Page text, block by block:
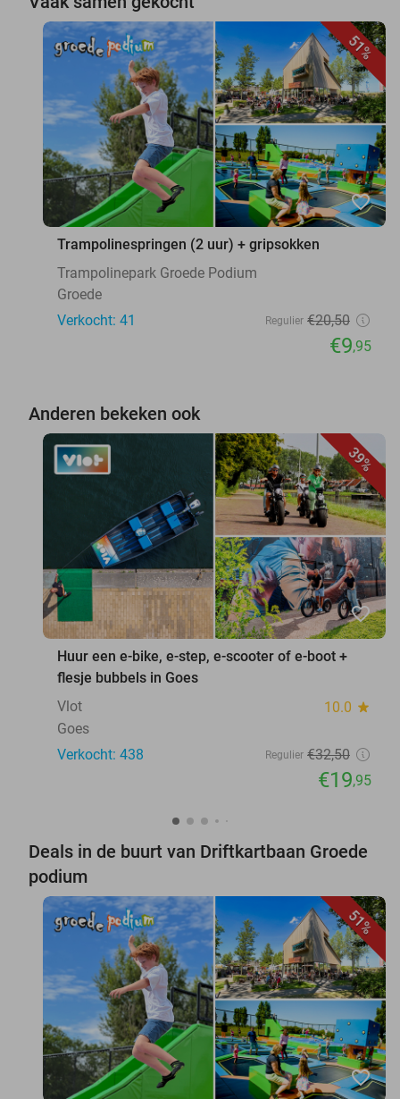
51%
favorite_border
Trampolinespringen (2 uur) + gripsokken
Trampolinepark Groede Podium
Groede
Verkocht: 41
Regulier €20,50
€9,95
Anderen bekeken ook
39%
favorite_border
Huur een e-bike, e-step, e-scooter of e-boot +
flesje bubbels in Goes
Vlot
10.0 star
Goes
Verkocht: 438
Regulier €32,50
€19,95
Deals in de buurt van Driftkartbaan Groede
podium
51%
favorite_border